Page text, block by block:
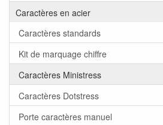
Caractères en acier
Caractères standards
Kit de marquage chiffre
Caractères Ministress
Caractères Dotstress
Porte caractères manuel